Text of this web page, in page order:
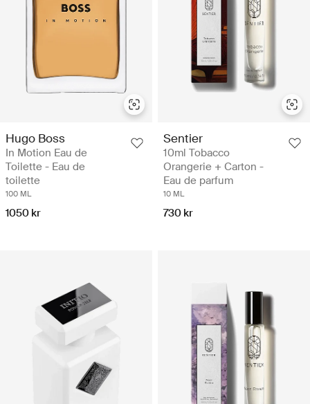
Hugo Boss
In Motion Eau de
Toilette - Eau de
toilette
100 ML
1050 kr
Sentier
10ml Tobacco
Orangerie + Carton -
Eau de parfum
10 ML
730 kr